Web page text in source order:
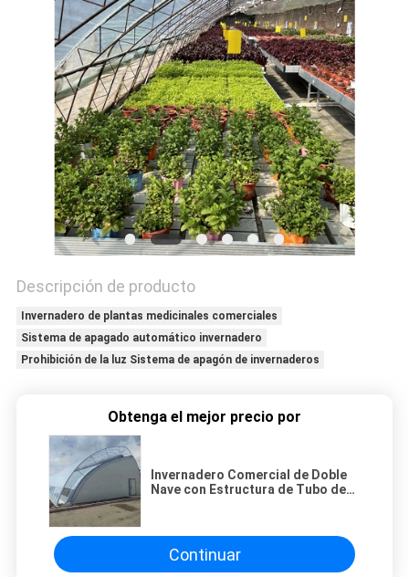
NOTICIAS
MAPA
SITIO
POLÍTICAS
PRIVACIDAD
Descripción de producto
Invernadero de plantas medicinales comerciales
Sistema de apagado automático invernadero
Prohibición de la luz Sistema de apagón de invernaderos
Obtenga el mejor precio por
Invernadero Comercial de Doble
Nave con Estructura de Tubo de
150/200 micras con Ventilación
Manual o Eléctrica Enrollable
Continuar